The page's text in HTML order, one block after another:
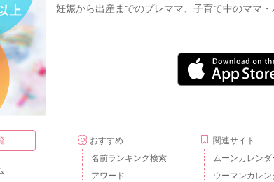
妊娠から出産までのプレママ、子育て中のママ
おすすめ
名前ランキング検索
アワード
関連サイト
ムーンカレンダ
ウーマンカレン